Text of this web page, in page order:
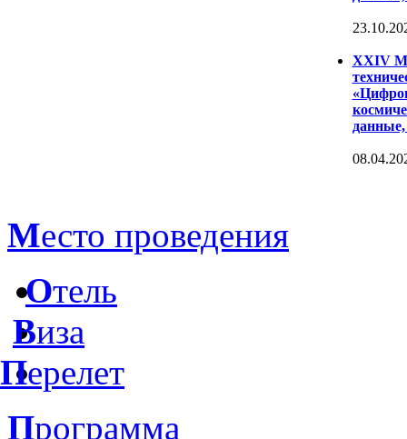
XXIV
данные,
Место проведения
Отель
Виза
Перелет
Программа